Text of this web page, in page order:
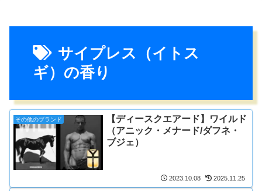
サイプレス（イトス
ギ）の香り
その他のブランド
【ディースクエアード】ワイルド
（アニック・メナード/ダフネ・
ブジェ）
2023.10.08 2025.11.25